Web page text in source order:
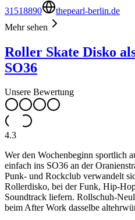
31518890
thepearl-berlin.de
Mehr sehen
Roller Skate Disko
SO36
Unsere Bewertung
4.3
Wer den Wochenbeginn sportlich
einfach ins SO36 an der
Punk- und Rockclub verwandelt
Rollerdisko, bei der Funk, Hip-
Soundtrack liefern. Rollschuh-
beim After Work dasselbe